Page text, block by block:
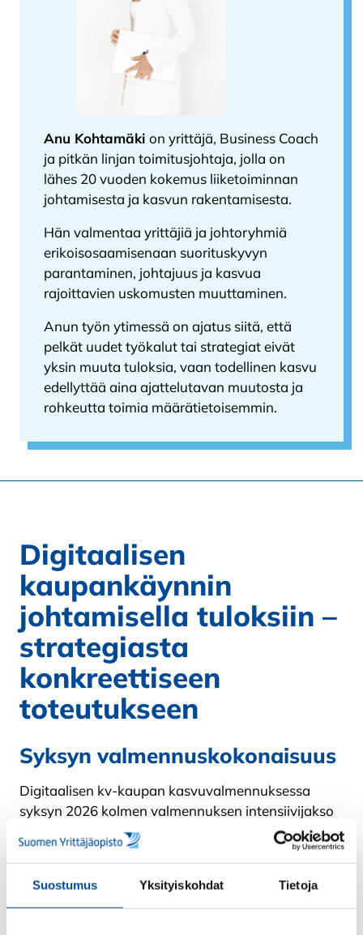
Suostumus Yksityiskohdat Tietoja
Anu Kohtamäki on yrittäjä, Business Coach
ja pitkän linjan toimitusjohtaja, jolla on
lähes 20 vuoden kokemus liiketoiminnan
johtamisesta ja kasvun rakentamisesta.
Hän valmentaa yrittäjiä ja johtoryhmiä
erikoisosaamisenaan suorituskyvyn
parantaminen, johtajuus ja kasvua
rajoittavien uskomusten muuttaminen.
Anun työn ytimessä on ajatus siitä, että
pelkät uudet työkalut tai strategiat eivät
yksin muuta tuloksia, vaan todellinen kasvu
edellyttää aina ajattelutavan muutosta ja
rohkeutta toimia määrätietoisemmin.
Digitaalisen
kaupankäynnin
johtamisella tuloksiin –
strategiasta
konkreettiseen
toteutukseen
Syksyn valmennuskokonaisuus
Digitaalisen kv-kaupan kasvuvalmennuksessa
syksyn 2026 kolmen valmennuksen intensiivijakso
siirtää fokuksen tekemiseen ja muutoksen
johtamiseen.
Kasvu ei tapahdu sattumalta. Se vaatii selkeän
suunnan, oikeat työkalut ja rohkeutta uudistaa